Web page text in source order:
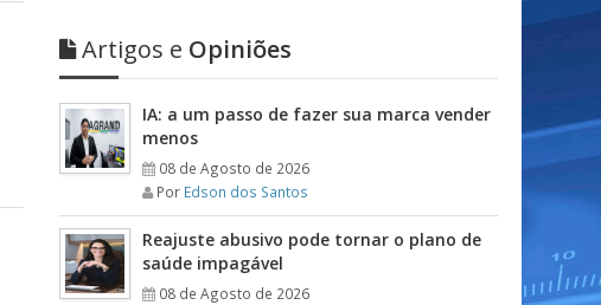
Artigos e Opiniões
IA: a um passo de fazer sua marca vender
menos
08 de Agosto de 2026
Por Edson dos Santos
Reajuste abusivo pode tornar o plano de
saúde impagável
08 de Agosto de 2026